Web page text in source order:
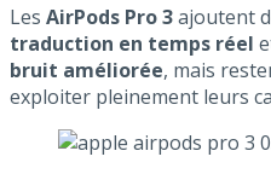
Les AirPods Pro 3ajoutent
traduction en temps réel
bruit améliorée, mais
exploiter pleinement leurs